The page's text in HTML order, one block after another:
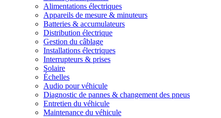
Alimentations électriques
Appareils de mesure & minuteurs
Batteries & accumulateurs
Distribution électrique
Gestion du câblage
Installations électriques
Interrupteurs & prises
Solaire
Échelles
Audio pour véhicule
Diagnostic de pannes & changement des pneus
Entretien du véhicule
Maintenance du véhicule